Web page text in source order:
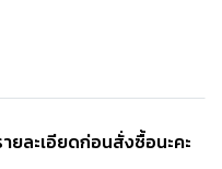
ละเอียดก่อนสั่งซื้อนะคะ️